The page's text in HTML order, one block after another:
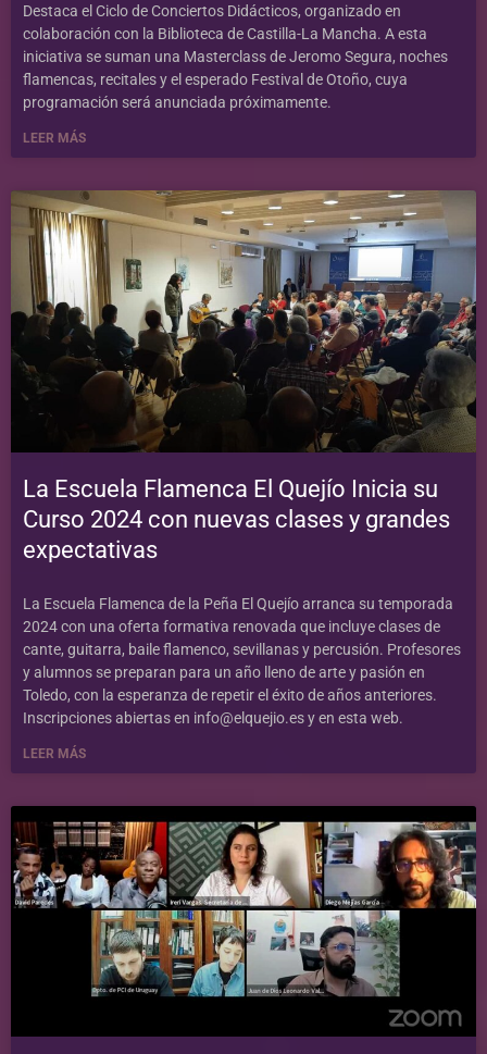
Destaca el Ciclo de Conciertos Didácticos, organizado en
colaboración con la Biblioteca de Castilla-La Mancha. A esta
iniciativa se suman una Masterclass de Jeromo Segura, noches
flamencas, recitales y el esperado Festival de Otoño, cuya
programación será anunciada próximamente.
LEER MÁS
La Escuela Flamenca El Quejío Inicia su
Curso 2024 con nuevas clases y grandes
expectativas
La Escuela Flamenca de la Peña El Quejío arranca su temporada
2024 con una oferta formativa renovada que incluye clases de
cante, guitarra, baile flamenco, sevillanas y percusión. Profesores
y alumnos se preparan para un año lleno de arte y pasión en
Toledo, con la esperanza de repetir el éxito de años anteriores.
Inscripciones abiertas en info@elquejio.es y en esta web.
LEER MÁS